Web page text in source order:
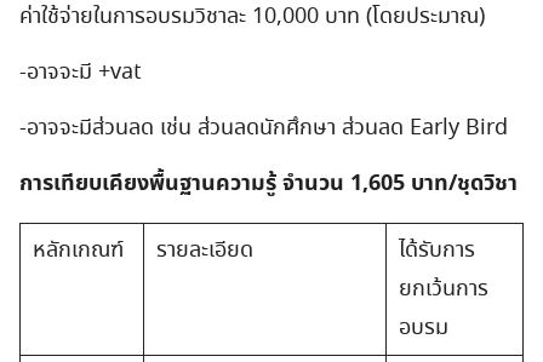
ค่าใช้จ่ายในการอบรมวิชาละ 10,000 บาท (โดยประมาณ)
-อาจจะมี +vat
-อาจจะมีส่วนลด เช่น ส่วนลดนักศึกษา ส่วนลด Early Bird
การเทียบเคียงพื้นฐานความรู้ จำนวน 1,605 บาท/ชุดวิชา
หลักเกณฑ์ รายละเอียด
ได้รับการ
ยกเว้นการ
อบรม